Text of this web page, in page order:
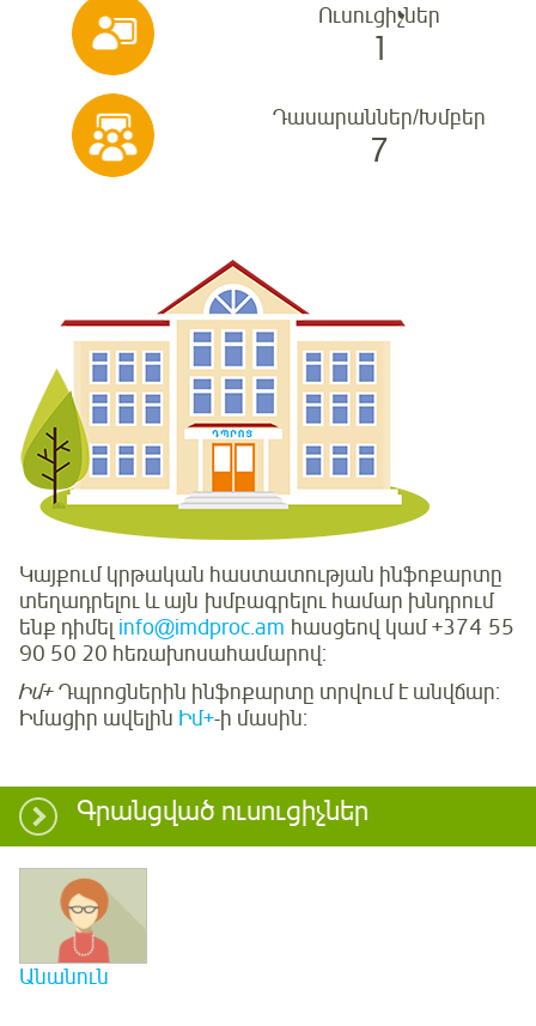
Ուսուցիչներ
1
Դասարաններ/Խմբեր
7
Կայքում կրթական հաստատության ինֆոքարտը
տեղադրելու և այն խմբագրելու համար խնդրում
ենք դիմել info@imdproc.am հասցեով կամ +374 55
90 50 20 հեռախոսահամարով:
Իմ+Դպրոցներին ինֆոքարտը տրվում է անվճար:
Իմացիր ավելին Իմ+-ի մասին:
Գրանցված ուսուցիչներ
Անանուն